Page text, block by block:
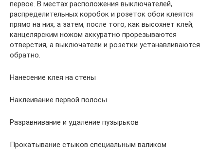
первое. В местах расположения выключателей,
распределительных коробок и розеток обои клеятся
прямо на них, а затем, после того, как высохнет клей,
канцелярским ножом аккуратно прорезываются
отверстия, а выключатели и розетки устанавливаются
обратно.
Нанесение клея на стены
Наклеивание первой полосы
Разравнивание и удаление пузырьков
Прокатывание стыков специальным валиком